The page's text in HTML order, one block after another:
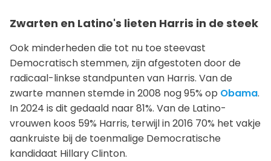
Zwarten en Latino's lieten Harris in de steek
Ook minderheden die tot nu toe steevast
Democratisch stemmen, zijn afgestoten door de
radicaal-linkse standpunten van Harris. Van de
zwarte mannen stemde in 2008 nog 95% op Obama.
In 2024 is dit gedaald naar 81%. Van de Latino-
vrouwen koos 59% Harris, terwijl in 2016 70% het vakje
aankruiste bij de toenmalige Democratische
kandidaat Hillary Clinton.